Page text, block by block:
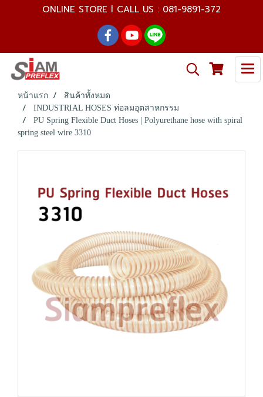
ONLINE STORE l CALL US : 081-9891-372
หน้าแรก
สินค้าทั้งหมด
INDUSTRIAL HOSES ท่อลมอุตสาหกรรม
PU Spring Flexible Duct Hoses | Polyurethane hose with spiral
spring steel wire 3310